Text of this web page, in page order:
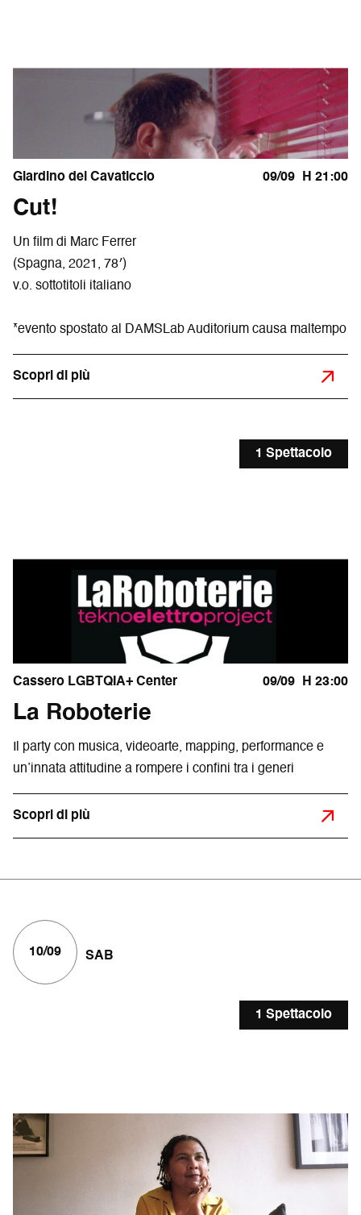
Giardino del Cavaticcio 09/09 H 21:00
Cut!
Un film di Marc Ferrer
(Spagna, 2021, 78′)
v.o. sottotitoli italiano
*evento spostato al DAMSLab Auditorium causa maltempo
Scopri di più
1 Spettacolo
Cassero LGBTQIA+ Center 09/09 H 23:00
La Roboterie
Il party con musica, videoarte, mapping, performance e
un’innata attitudine a rompere i confini tra i generi
Scopri di più
10/09 SAB
1 Spettacolo